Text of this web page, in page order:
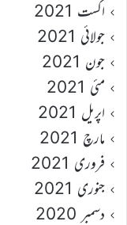
اگست 2021
جولائی 2021
جون 2021
مئی 2021
اپریل 2021
مارچ 2021
فروری 2021
جنوری 2021
دسمبر 2020